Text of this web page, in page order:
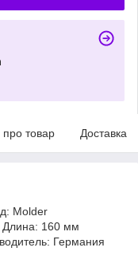
про товар Доставка
Molder
Длина: 160 мм
Германия